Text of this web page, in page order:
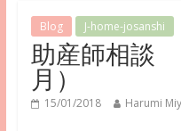
Blog J-home-josanshi
助産師相談
月）
15/01/2018 Harumi